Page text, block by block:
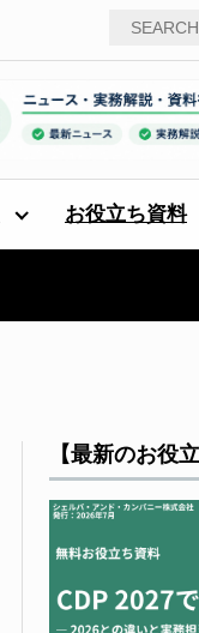
お役立ち資料
【最新のお役